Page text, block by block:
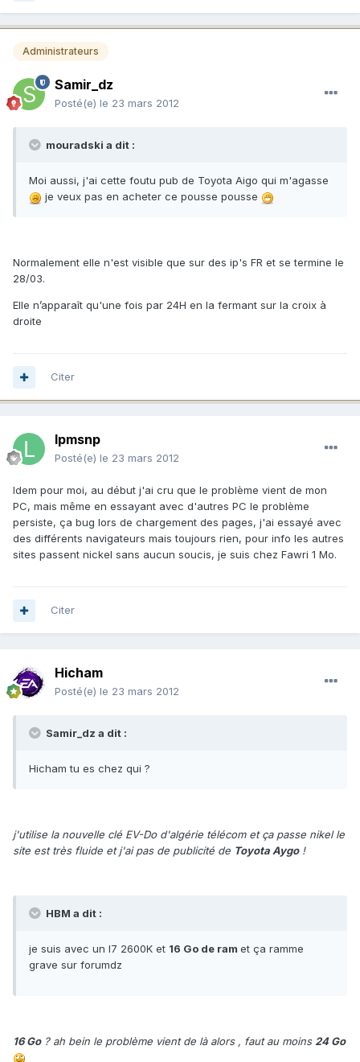
Administrateurs
Samir_dz
Posté(e) le 23 mars 2012
mouradski a dit :
Moi aussi, j'ai cette foutu pub de Toyota Aigo qui m'agasse
je veux pas en acheter ce pousse pousse
Normalement elle n'est visible que sur des ip's FR et se termine le
28/03.
Elle n’apparaît qu'une fois par 24H en la fermant sur la croix à
droite
Citer
lpmsnp
Posté(e) le 23 mars 2012
Idem pour moi, au début j'ai cru que le problème vient de mon
PC, mais même en essayant avec d'autres PC le problème
persiste, ça bug lors de chargement des pages, j'ai essayé avec
des différents navigateurs mais toujours rien, pour info les autres
sites passent nickel sans aucun soucis, je suis chez Fawri 1 Mo.
Citer
Hicham
Posté(e) le 23 mars 2012
Samir_dz a dit :
Hicham tu es chez qui ?
j'utilise la nouvelle clé EV-Do d'algérie télécom et ça passe nikel le
site est très fluide et j'ai pas de publicité de Toyota Aygo!
HBM a dit :
je suis avec un I7 2600K et 16 Go de ram et ça ramme
grave sur forumdz
16 Go? ah bein le problème vient de là alors , faut au moins 24 Go